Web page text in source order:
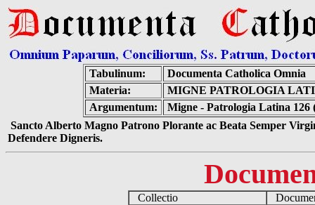
Tabulinum:
Documenta Catholica Omnia
Materia:
MIGNE PATROLOGIA
Argumentum:
Migne - Patrologia Latina 126
Sancto Alberto Magno Patrono Plorante ac Beata Semper
Defendere Digneris.
Collectio